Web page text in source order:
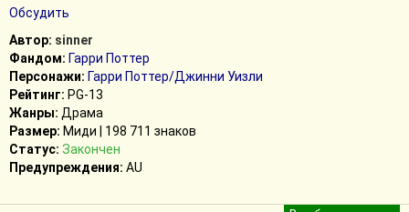
Обсудить
Автор: sinner
Фандом: Гарри Поттер
Персонажи: Гарри Поттер/Джинни Уизли
Рейтинг: PG-13
Жанры: Драма
Размер: Миди | 198 711 знаков
Статус: Закончен
Предупреждения: AU